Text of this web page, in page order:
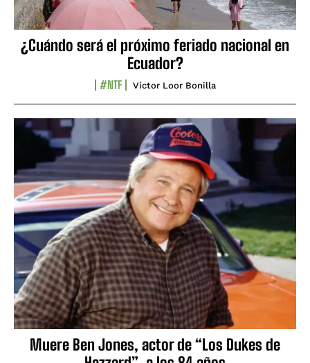
¿Cuándo será el próximo feriado nacional en
Ecuador?
#NTF Víctor Loor Bonilla
Muere Ben Jones, actor de “Los Dukes de